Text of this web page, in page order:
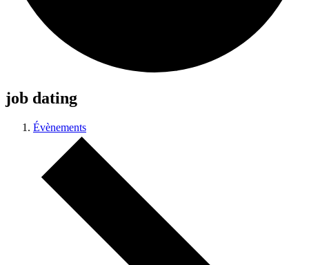
job dating
Évènements